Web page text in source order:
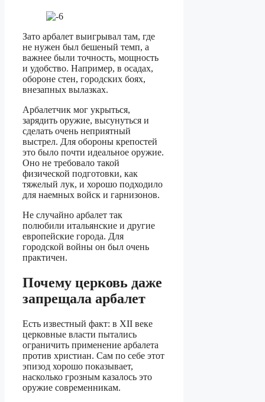
Зато арбалет выигрывал там, где
не нужен был бешеный темп, а
важнее были точность, мощность
и удобство. Например, в осадах,
обороне стен, городских боях,
внезапных вылазках.
Арбалетчик мог укрыться,
зарядить оружие, высунуться и
сделать очень неприятный
выстрел. Для обороны крепостей
это было почти идеальное оружие.
Оно не требовало такой
физической подготовки, как
тяжелый лук, и хорошо подходило
для наемных войск и гарнизонов.
Не случайно арбалет так
полюбили итальянские и другие
европейские города. Для
городской войны он был очень
практичен.
Почему церковь даже
запрещала арбалет
Есть известный факт: в XII веке
церковные власти пытались
ограничить применение арбалета
против христиан. Сам по себе этот
эпизод хорошо показывает,
насколько грозным казалось это
оружие современникам.